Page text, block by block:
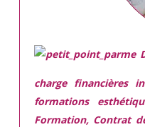
charge financières
formations
Formation, Contrat